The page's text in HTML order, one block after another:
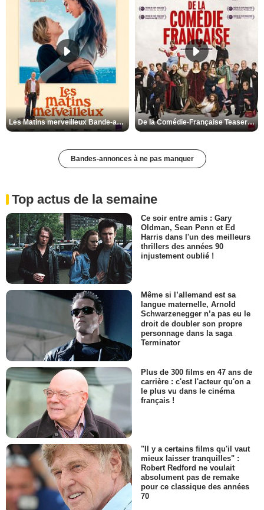
Les Matins merveilleux Bande-annonce VF De la Comédie-Française Teaser VF
Bandes-annonces à ne pas manquer
Top actus de la semaine
Ce soir entre amis : Gary
Oldman, Sean Penn et Ed
Harris dans l'un des meilleurs
thrillers des années 90
injustement oublié !
Même si l’allemand est sa
langue maternelle, Arnold
Schwarzenegger n’a pas eu le
droit de doubler son propre
personnage dans la saga
Terminator
Plus de 300 films en 47 ans de
carrière : c'est l'acteur qu'on a
le plus vu dans le cinéma
français !
"Il y a certains films qu'il vaut
mieux laisser tranquilles" :
Robert Redford ne voulait
absolument pas de remake
pour ce classique des années
70